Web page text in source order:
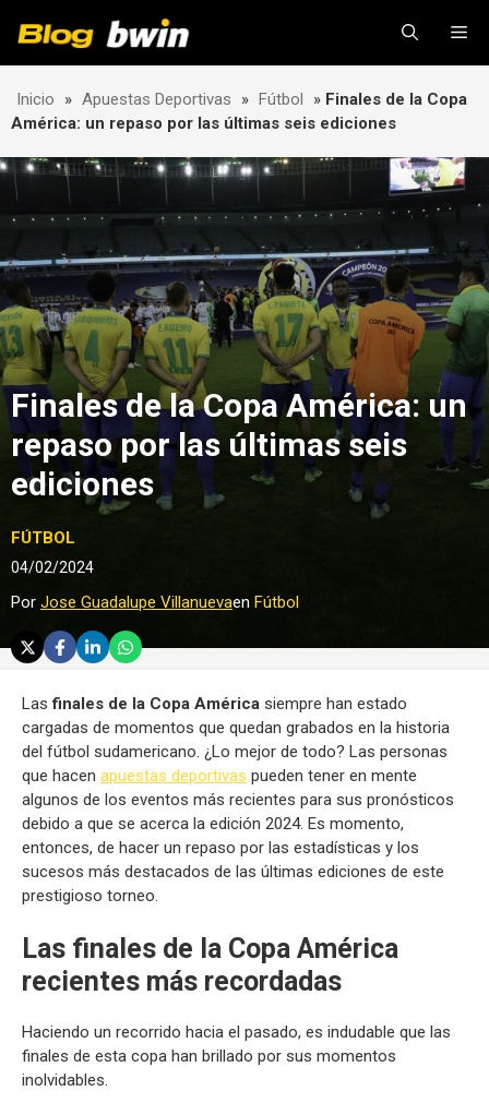
Inicio » Apuestas Deportivas » Fútbol » Finales de la Copa
América: un repaso por las últimas seis ediciones
Finales de la Copa América: un
repaso por las últimas seis
ediciones
FÚTBOL
04/02/2024
Por Jose Guadalupe Villanuevaen Fútbol
Lasfinales de la Copa América siempre han estado
cargadas de momentos que quedan grabados en la historia
del fútbol sudamericano. ¿Lo mejor de todo? Las personas
que hacen apuestas deportivas pueden tener en mente
algunos de los eventos más recientes para sus pronósticos
debido a que se acerca la edición 2024. Es momento,
entonces, de hacer un repaso por las estadísticas y los
sucesos más destacados de las últimas ediciones de este
prestigioso torneo.
Las finales de la Copa América
recientes más recordadas
Haciendo un recorrido hacia el pasado, es indudable que las
finales de esta copa han brillado por sus momentos
inolvidables.